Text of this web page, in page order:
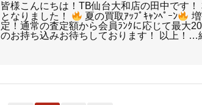
皆様こんにちは！TB仙台大和店の田中です！
となりました！
夏の買取ｱｯﾌﾟｷｬﾝﾍﾟｰﾝ
定！通常の査定額から会員ﾗﾝｸに応じて最大
のお持ち込みお待ちしております！ 以上！…